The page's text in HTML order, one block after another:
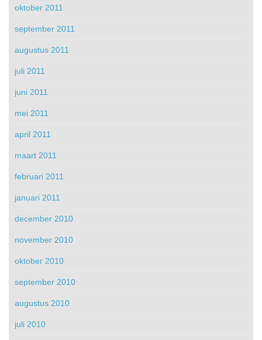
oktober 2011
september 2011
augustus 2011
juli 2011
juni 2011
mei 2011
april 2011
maart 2011
februari 2011
januari 2011
december 2010
november 2010
oktober 2010
september 2010
augustus 2010
juli 2010